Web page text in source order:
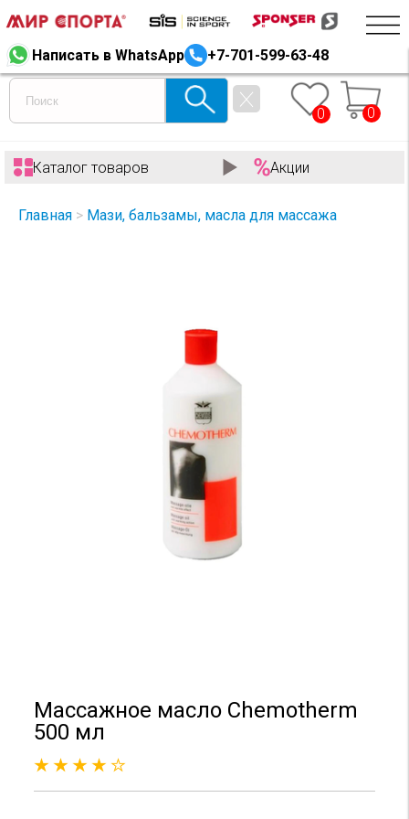
Написать в WhatsApp +7-701-599-63-48
0 0
Каталог товаров Акции
Главная > Мази, бальзамы, масла для массажа
Массажное масло Chemotherm
500 мл